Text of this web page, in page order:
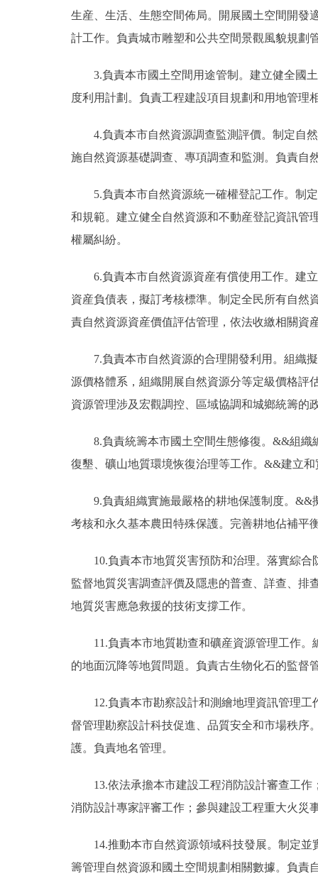
生産、生活、生態空間佈局。開展國土空間開發
計工作。負責城市雕塑和公共空間景觀風貌規劃
3.負責本市國土空間用途管制。建立健全國
度利用計劃。負責工程建設項目規劃和用地管理
4.負責本市自然資源調查監測評價。制定自
施自然資源基礎調查、專項調查和監測。負責自
5.負責本市自然資源統一確權登記工作。制
和規範。建立健全自然資源和不動産登記資訊管
權屬糾紛。
6.負責本市自然資源資産有償使用工作。建
資産負債表，擬訂考核標準。制定全民所有自然
責自然資源資産價值評估管理，依法收繳相關資
7.負責本市自然資源的合理開發利用。組織
源價格體系，組織開展自然資源分等定級價格評
資源管理涉及宏觀調控、區域協調和城鄉統籌的
8.負責統籌本市國土空間生態修復。&&組
復墾、礦山地質環境恢復治理等工作。&&建立
9.負責組織實施最嚴格的耕地保護制度。
考核和永久基本農田特殊保護。完善耕地佔補平
10.負責本市地質災害預防和治理。落實綜
監督地質災害調查評價及隱患的普查、詳查、排
地質災害應急救援的技術支撐工作。
11.負責本市地質勘查和礦産資源管理工作
的地面沉降等地質問題。負責古生物化石的監督
12.負責本市勘察設計和測繪地理資訊管理
督管理勘察設計科技促進、品質安全和市場秩序
護。負責地名管理。
13.依法承擔本市建設工程消防設計審查工
消防設計專家評審工作；參與建設工程重大火災
14.推動本市自然資源領域科技發展。制定
籌管理自然資源和國土空間規劃相關數據。負責